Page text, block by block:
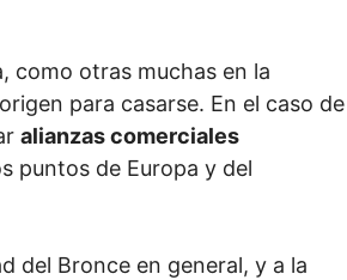
como otras muchas en la
para casarse. En el caso de
alianzas comerciales
puntos de Europa y del
del Bronce en general, y a la